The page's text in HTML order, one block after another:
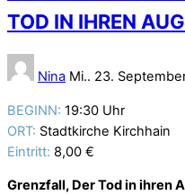
TOD IN IHREN
Nina Mi.. 23.
BEGINN: 19:30 Uhr
ORT: Stadtkirche Kirchhain
Eintritt: 8,00 €
Grenzfall, Der Tod in ihren